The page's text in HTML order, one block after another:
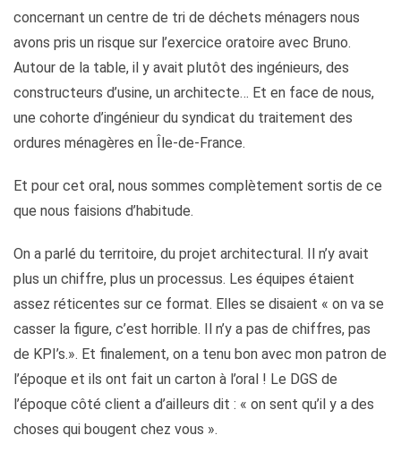
concernant un centre de tri de déchets ménagers nous
avons pris un risque sur l’exercice oratoire avec Bruno.
Autour de la table, il y avait plutôt des ingénieurs, des
constructeurs d’usine, un architecte… Et en face de nous,
une cohorte d’ingénieur du syndicat du traitement des
ordures ménagères en Île-de-France.
Et pour cet oral, nous sommes complètement sortis de ce
que nous faisions d’habitude.
On a parlé du territoire, du projet architectural. Il n’y avait
plus un chiffre, plus un processus. Les équipes étaient
assez réticentes sur ce format. Elles se disaient « on va se
casser la figure, c’est horrible. Il n’y a pas de chiffres, pas
de KPI’s.». Et finalement, on a tenu bon avec mon patron de
l’époque et ils ont fait un carton à l’oral ! Le DGS de
l’époque côté client a d’ailleurs dit : « on sent qu’il y a des
choses qui bougent chez vous ».